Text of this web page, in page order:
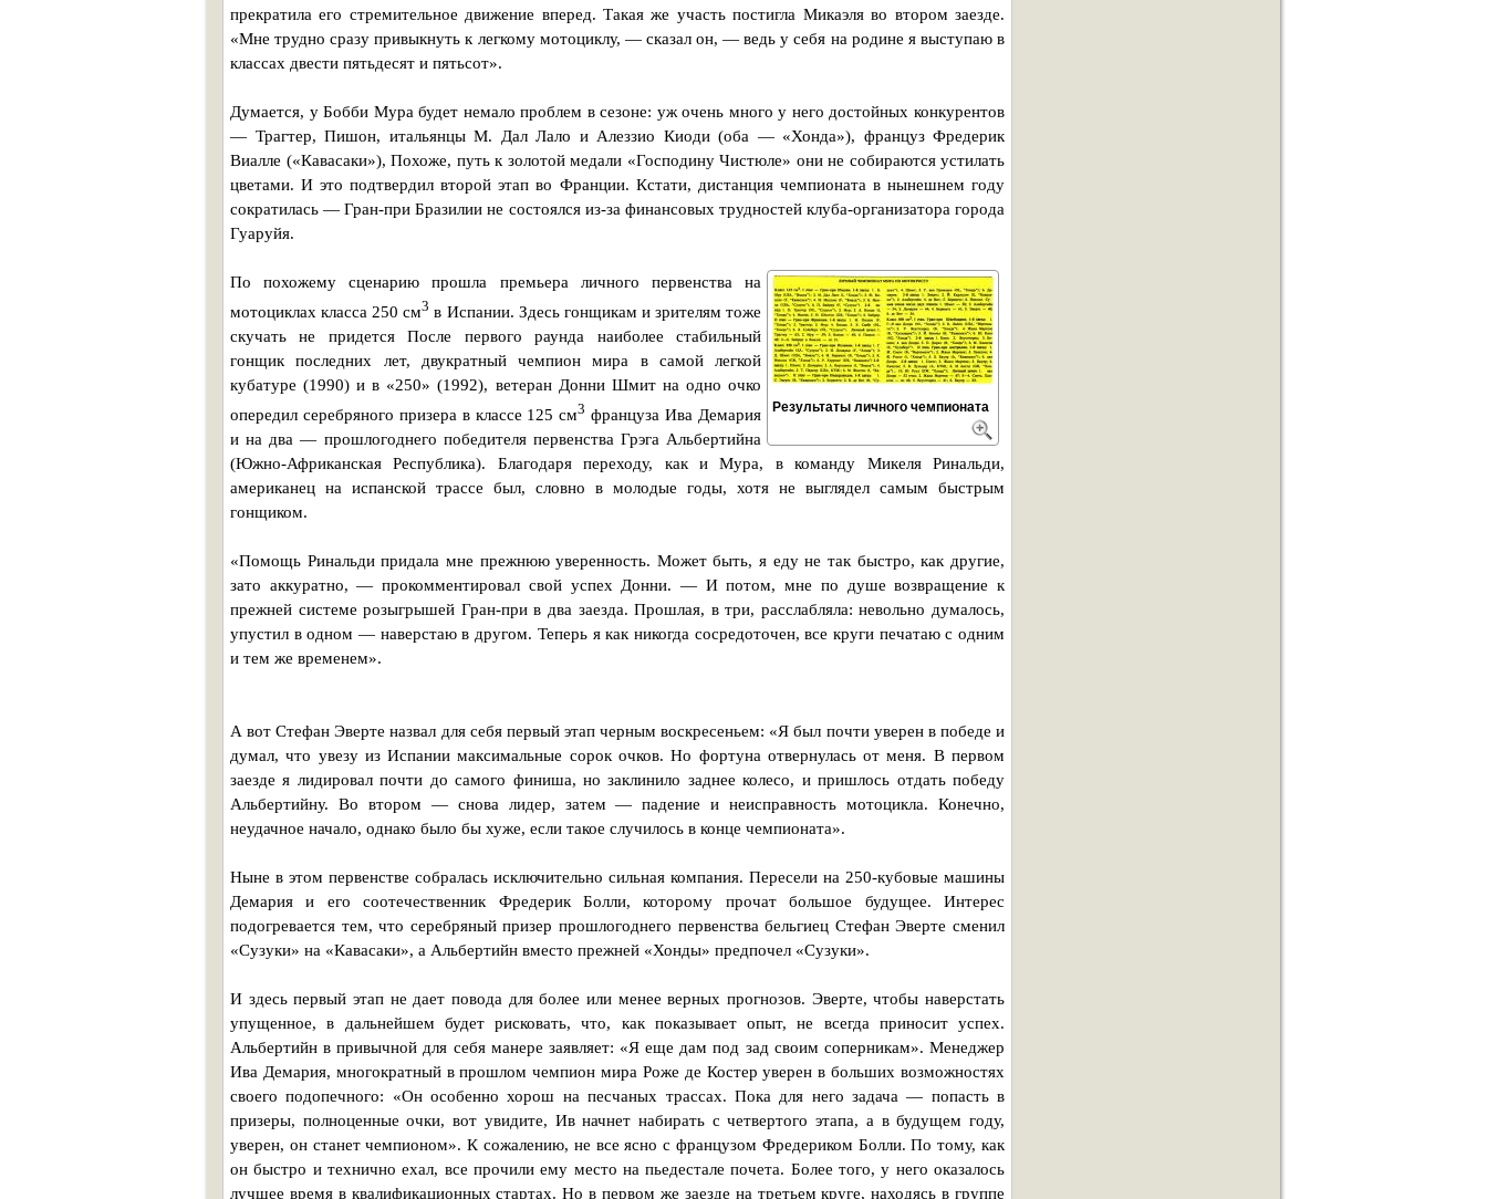
прекратила его стремительное движение вперед. Такая же участь постигла Микаэля во втором заезде.
«Мне трудно сразу привыкнуть к легкому мотоциклу, — сказал он, — ведь у себя на родине я выступаю в
классах двести пятьдесят и пятьсот».
Думается, у Бобби Мура будет немало проблем в сезоне: уж очень много у него достойных конкурентов
— Трагтер, Пишон, итальянцы М. Дал Лало и Алеззио Киоди (оба — «Хонда»), француз Фредерик
Виалле («Кавасаки»), Похоже, путь к золотой медали «Господину Чистюле» они не собираются устилать
цветами. И это подтвердил второй этап во Франции. Кстати, дистанция чемпионата в нынешнем году
сократилась — Гран-при Бразилии не состоялся из-за финансовых трудностей клуба-организатора города
Гуаруйя.
Результаты личного чемпионата
По похожему сценарию прошла премьера личного первенства на
мотоциклах класса 250 см3 в Испании. Здесь гонщикам и зрителям тоже
скучать не придется После первого раунда наиболее стабильный
гонщик последних лет, двукратный чемпион мира в самой легкой
кубатуре (1990) и в «250» (1992), ветеран Донни Шмит на одно очко
опередил серебряного призера в классе 125 см3 француза Ива Демария
и на два — прошлогоднего победителя первенства Грэга Альбертийна
(Южно-Африканская Республика). Благодаря переходу, как и Мура, в команду Микеля Ринальди,
американец на испанской трассе был, словно в молодые годы, хотя не выглядел самым быстрым
гонщиком.
«Помощь Ринальди придала мне прежнюю уверенность. Может быть, я еду не так быстро, как другие,
зато аккуратно, — прокомментировал свой успех Донни. — И потом, мне по душе возвращение к
прежней системе розыгрышей Гран-при в два заезда. Прошлая, в три, расслабляла: невольно думалось,
упустил в одном — наверстаю в другом. Теперь я как никогда сосредоточен, все круги печатаю с одним
и тем же временем».
А вот Стефан Эверте назвал для себя первый этап черным воскресеньем: «Я был почти уверен в победе и
думал, что увезу из Испании максимальные сорок очков. Но фортуна отвернулась от меня. В первом
заезде я лидировал почти до самого финиша, но заклинило заднее колесо, и пришлось отдать победу
Альбертийну. Во втором — снова лидер, затем — падение и неисправность мотоцикла. Конечно,
неудачное начало, однако было бы хуже, если такое случилось в конце чемпионата».
Ныне в этом первенстве собралась исключительно сильная компания. Пересели на 250-кубовые машины
Демария и его соотечественник Фредерик Болли, которому прочат большое будущее. Интерес
подогревается тем, что серебряный призер прошлогоднего первенства бельгиец Стефан Эверте сменил
«Сузуки» на «Кавасаки», а Альбертийн вместо прежней «Хонды» предпочел «Сузуки».
И здесь первый этап не дает повода для более или менее верных прогнозов. Эверте, чтобы наверстать
упущенное, в дальнейшем будет рисковать, что, как показывает опыт, не всегда приносит успех.
Альбертийн в привычной для себя манере заявляет: «Я еще дам под зад своим соперникам». Менеджер
Ива Демария, многократный в прошлом чемпион мира Роже де Костер уверен в больших возможностях
своего подопечного: «Он особенно хорош на песчаных трассах. Пока для него задача — попасть в
призеры, полноценные очки, вот увидите, Ив начнет набирать с четвертого этапа, а в будущем году,
уверен, он станет чемпионом». К сожалению, не все ясно с французом Фредериком Болли. По тому, как
он быстро и технично ехал, все прочили ему место на пьедестале почета. Более того, у него оказалось
лучшее время в квалификационных стартах. Но в первом же заезде на третьем круге, находясь в группе